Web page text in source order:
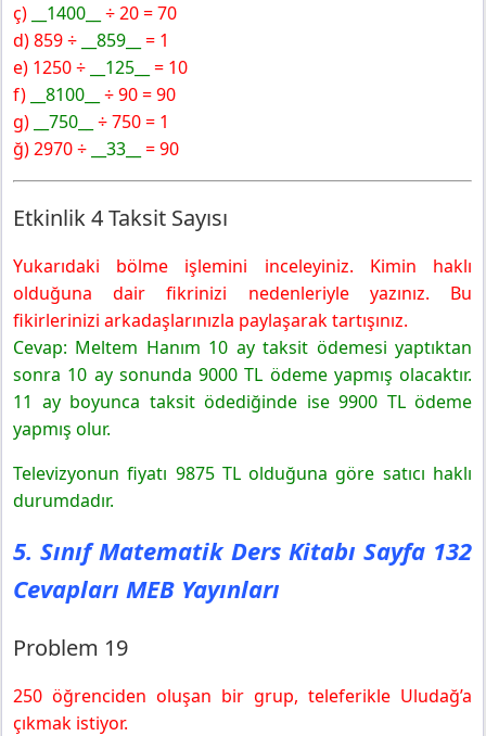
ç)
__1400
÷ 20 = 70
d) 859 ÷
__859
= 1
e) 1250 ÷
__125
= 10
f)
__8100
÷ 90 = 90
g)
__750
÷ 750 = 1
ğ) 2970 ÷
__33 = 90
Etkinlik 4 Taksit Sayısı
Yukarıdaki bölme işlemini inceleyiniz. Kimin haklı
olduğuna dair fikrinizi nedenleriyle yazınız. Bu
fikirlerinizi arkadaşlarınızla paylaşarak tartışınız.
Cevap: Meltem Hanım 10 ay taksit ödemesi yaptıktan
sonra 10 ay sonunda 9000 TL ödeme yapmış olacaktır.
11 ay boyunca taksit ödediğinde ise 9900 TL ödeme
yapmış olur.
Televizyonun fiyatı 9875 TL olduğuna göre satıcı haklı
durumdadır.
5. Sınıf Matematik Ders Kitabı Sayfa 132
Cevapları MEB Yayınları
Problem 19
250 öğrenciden oluşan bir grup, teleferikle Uludağ’a
çıkmak istiyor.